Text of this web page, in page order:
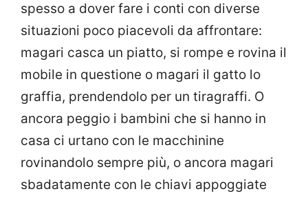
spesso a dover fare i conti con diverse
situazioni poco piacevoli da affrontare:
magari casca un piatto, si rompe e rovina il
mobile in questione o magari il gatto lo
graffia, prendendolo per un tiragraffi. O
ancora peggio i bambini che si hanno in
casa ci urtano con le macchinine
rovinandolo sempre più, o ancora magari
sbadatamente con le chiavi appoggiate